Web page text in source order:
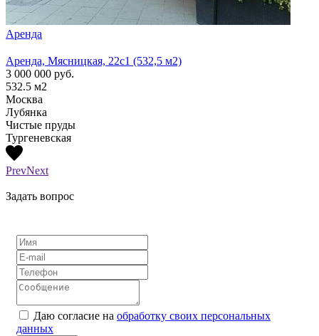
Аренда
Аренда, Мясницкая, 22с1 (532,5 м2)
3 000 000 руб.
532.5 м2
Москва
Лубянка
Чистые пруды
Тургеневская
PrevNext
Задать вопрос
Даю согласие на обработку своих персональных
данных